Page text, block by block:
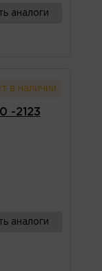
аналоги
в наличии
-2123
аналоги